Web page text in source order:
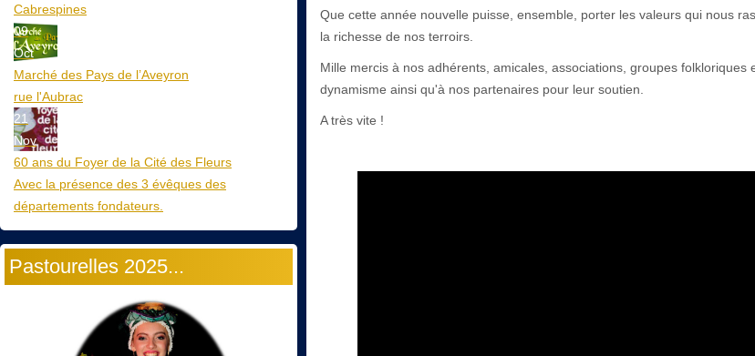
Cabrespines
09
Oct
Marché des Pays de l’Aveyron
rue l'Aubrac
21
Nov
60 ans du Foyer de la Cité des Fleurs
Avec la présence des 3 évêques des
départements fondateurs.
Pastourelles 2025...
Que cette année nouvelle puisse, ensemble, porter les valeurs qui nous
la richesse de nos terroirs.
Mille mercis à nos adhérents, amicales, associations, groupes folkloriques
dynamisme ainsi qu'à nos partenaires pour leur soutien.
A très vite !